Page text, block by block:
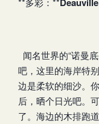
闻名世界的“诺曼
吧，这里的海岸特
边是柔软的细沙。
后，晒个日光吧。
了。海边的木排跑